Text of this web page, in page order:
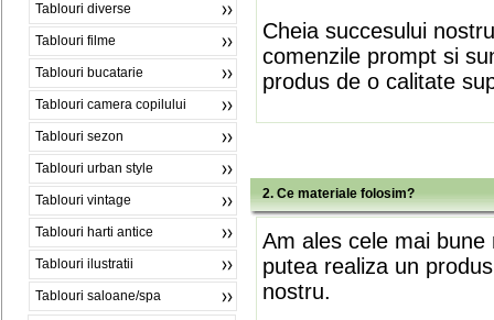
Tablouri diverse
Tablouri filme
Tablouri bucatarie
Tablouri camera copilului
Tablouri sezon
Tablouri urban style
Tablouri vintage
Tablouri harti antice
Tablouri ilustratii
Tablouri saloane/spa
Cheia succesului
comenzile prompt si
produs de o calitate
2. Ce materiale folosim?
Am ales cele mai
putea realiza un
nostru.